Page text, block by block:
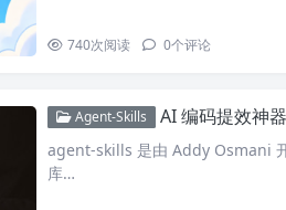
740次阅读 0个评论
Agent-Skills AI 编码提效神
agent‑skills 是由 Addy Osmani
库…